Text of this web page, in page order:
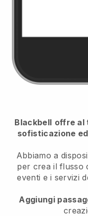
Blackbell offre al
sofisticazione
Abbiamo a
per crea il flusso
eventi e i servizi
Aggiungi